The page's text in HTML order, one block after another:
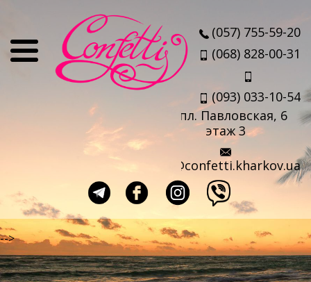
Отзывы
Выезд агента
Прокат чемоданов
Такси в аэропорт
(057) 755-59-20
(068) 828-00-31
(093) 033-10-54
пл. Павловская, 6
этаж 3
info@confetti.kharkov.ua
-->